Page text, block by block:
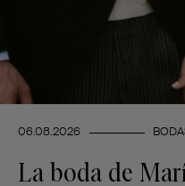
06.08.2026
La boda de